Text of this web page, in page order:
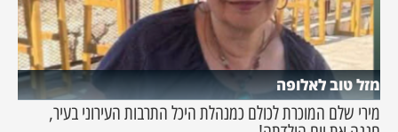
מזל טוב לאלופה
מירי שלם המוכרת לכולם כמנהלת היכל התרבות העירוני בעיר,